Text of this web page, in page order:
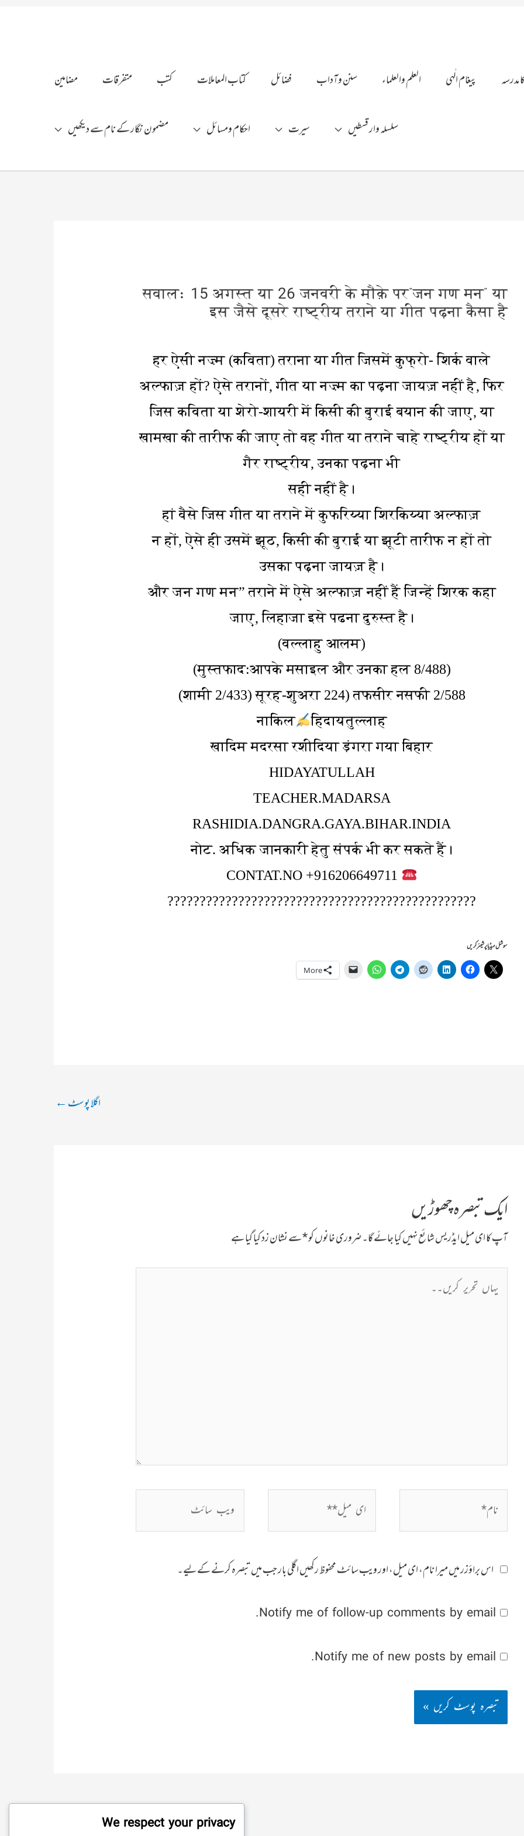
مدرسہ پیغام الٰہی العلم والعلماء سنن وآداب فضائل کتاب المعاملات کتب متفرقات مضامین
سلسلہ وار قسطیں سیرت احکام ومسائل مضمون نگار کے نام سے دیکھیں
सवाल: 15 अगस्त या 26 जनवरी के मौक़े पर”जन गण मन” या
इस जैसे दूसरे राष्ट्रीय तराने या गीत पढ़ना कैसा है
हर ऐसी नज़्म (कविता) तराना या गीत जिसमें कुफ्रो- शिर्क वाले
अल्फाज़ हों? ऐसे तरानों, गीत या नज़्म का पढ़ना जायज़ नहीं है, फिर
जिस कविता या शेरो-शायरी में किसी की बुराई बयान की जाए, या
खामखा की तारीफ की जाए तो वह गीत या तराने चाहे राष्ट्रीय हों या
गैर राष्ट्रीय, उनका पढ़ना भी
सही नहीं है।
हां वैसे जिस गीत या तराने में कुफरिय्या शिरकिय्या अल्फाज़
न हों, ऐसे ही उसमें झूठ, किसी की बुराई या झूटी तारीफ न हों तो
उसका पढ़ना जायज़ है।
और जन गण मन” तराने में ऐसे अल्फाज़ नहीं हैं जिन्हें शिरक कहा
जाए, लिहाजा इसे पढना दुरुस्त है।
(वल्लाहु आलम)
(मुस्तफाद:आपके मसाइल और उनका हल 8/488)
शामी 2/433) सूरह-शुअरा 224) तफसीर नसफी 2/588)
नाकिल
हिदायतुल्लाह
खादिम मदरसा रशीदिया ड़ंगरा गया बिहार
HIDAYATULLAH
TEACHER.MADARSA
RASHIDIA.DANGRA.GAYA.BIHAR.INDIA
नोट. अधिक जानकारी हेतु संपर्क भी कर सकते हैं।
????????????????????????????????????????????????
سوشل میڈیا پر شیئر کریں
More
اگلا پوسٹ←
ایک تبصرہ چھوڑیں
آپ کا ای میل ایڈریس شائع نہیں کیا جائے گا۔ضروری خانوں کو*سے نشان زد کیا گیا ہے
تحریر
میل**
اس براؤزر میں میرا نام، ای میل، اور ویب سائٹ محفوظ رکھیں اگلی بار جب میں تبصرہ کرنے کےلیے۔
Notify me of follow-up comments by email.
Notify me of new posts by email.
We respect your privacy